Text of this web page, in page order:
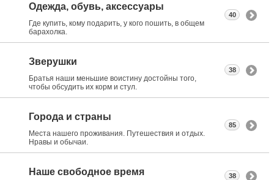
Одежда, обувь, аксессуары
Где купить, кому подарить, у кого пошить, в общем
барахолка.
40
Зверушки
Братья наши меньшие воистину достойны того,
чтобы обсудить их корм и стул.
38
Города и страны
Места нашего проживания. Путешествия и отдых.
Нравы и обычаи.
85
Наше свободное время 38